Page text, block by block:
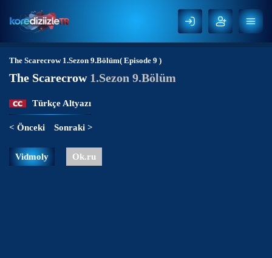
The Scarecrow1.Sezon 9.Bölüm( Episode 9 )
The Scarecrow 1.Sezon 9.Bölüm
Türkçe Altyazı
< Önceki Sonraki >
Vidmoly Ok.ru